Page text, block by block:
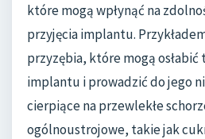
które mogą wpłynąć na
przyjęcia implantu.
przyzębia, które mogą osłabić
implantu i prowadzić do jego
cierpiące na przewlekłe
ogólnoustrojowe, takie jak